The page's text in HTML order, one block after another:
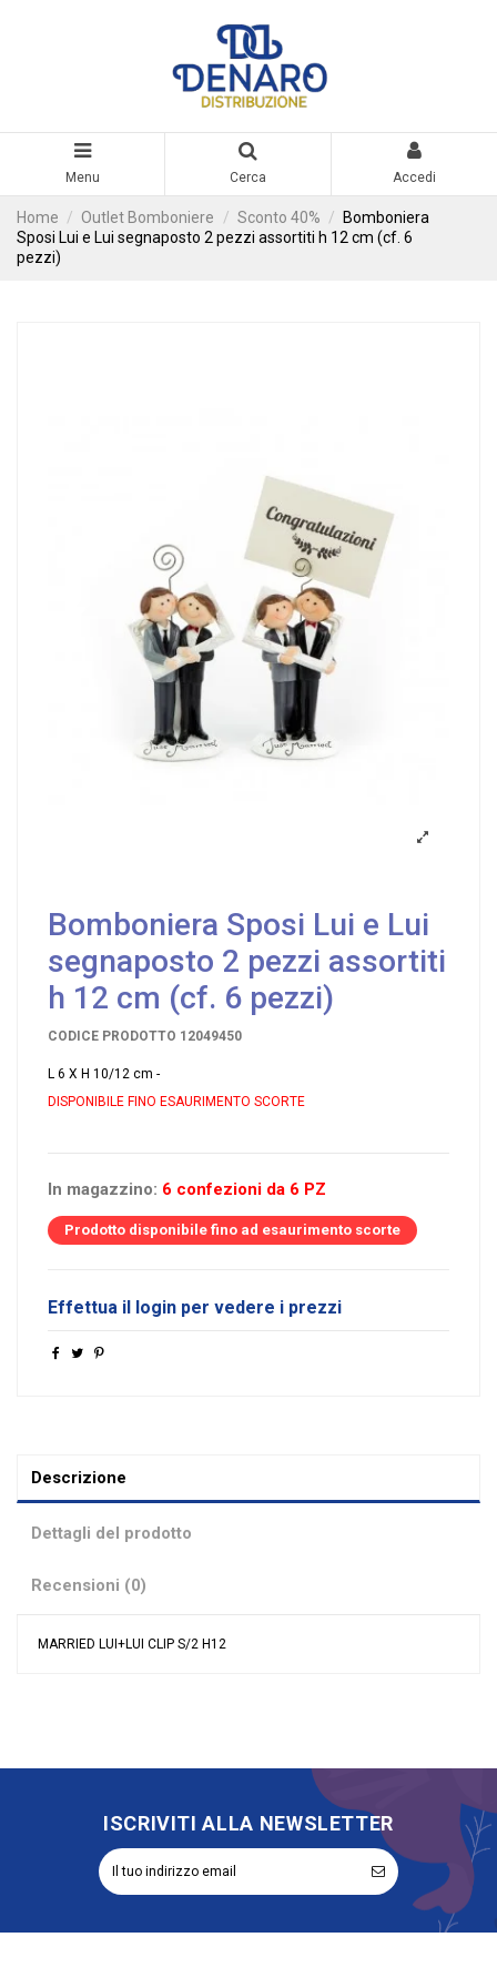
Menu Cerca Accedi
Home Outlet Bomboniere Sconto 40%
Bomboniera
Sposi Lui e Lui segnaposto 2 pezzi assortiti h 12 cm (cf. 6
pezzi)
Bomboniera Sposi Lui e Lui
segnaposto 2 pezzi assortiti
h 12 cm (cf. 6 pezzi)
CODICE PRODOTTO 12049450
L 6 X H 10/12 cm -
DISPONIBILE FINO ESAURIMENTO SCORTE
In magazzino: 6 confezioni da 6 PZ
Prodotto disponibile fino ad esaurimento scorte
Effettua il login per vedere i prezzi
Descrizione
Dettagli del prodotto
Recensioni (0)
MARRIED LUI+LUI CLIP S/2 H12
Tipologia Segnaposto
Riordinabile No
ISCRIVITI ALLA NEWSLETTER